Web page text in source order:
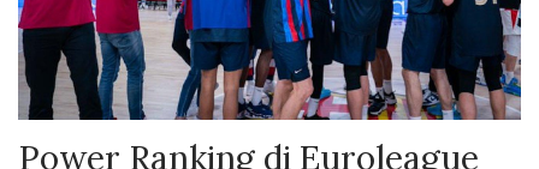
Power Ranking di Euroleague